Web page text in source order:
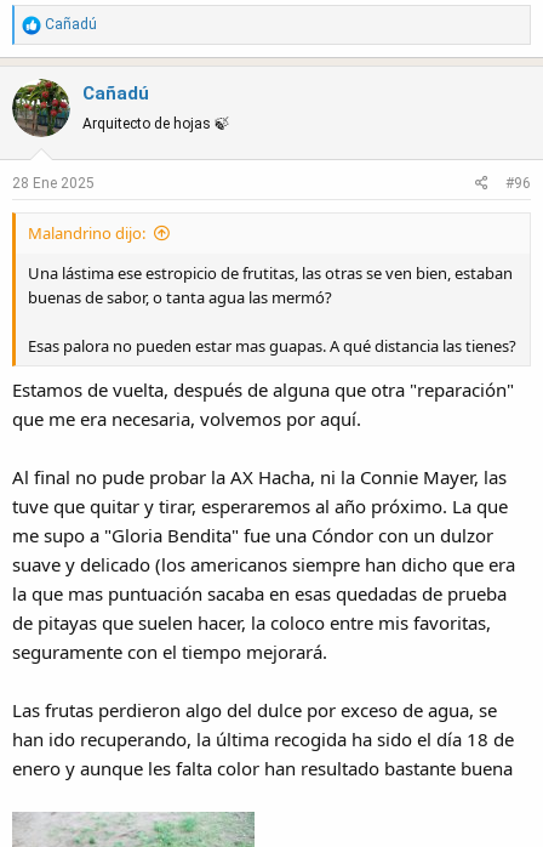
R
e
c
t
i
o
n
:
Cañadú
Cañadú
Arquitecto de hojas 🍃
28 Ene 2025 #96
Malandrino dijo:
Una lástima ese estropicio de frutitas, las otras se ven bien, estaban
buenas de sabor, o tanta agua las mermó?
Esas palora no pueden estar mas guapas. A qué distancia las tienes?
Estamos de vuelta, después de alguna que otra "reparación"
que me era necesaria, volvemos por aquí.
Al final no pude probar la AX Hacha, ni la Connie Mayer, las
tuve que quitar y tirar, esperaremos al año próximo. La que
me supo a "Gloria Bendita" fue una Cóndor con un dulzor
suave y delicado (los americanos siempre han dicho que era
la que mas puntuación sacaba en esas quedadas de prueba
de pitayas que suelen hacer, la coloco entre mis favoritas,
seguramente con el tiempo mejorará.
Las frutas perdieron algo del dulce por exceso de agua, se
han ido recuperando, la última recogida ha sido el día 18 de
enero y aunque les falta color han resultado bastante buena